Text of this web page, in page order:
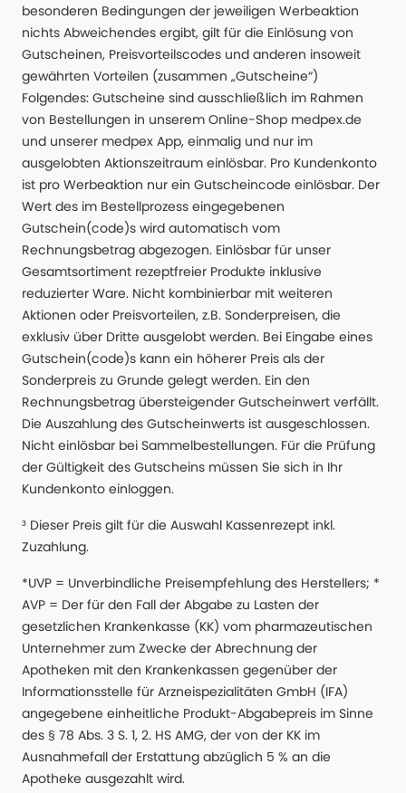
besonderen Bedingungen der jeweiligen Werbeaktion
nichts Abweichendes ergibt, gilt für die Einlösung von
Gutscheinen, Preisvorteilscodes und anderen insoweit
gewährten Vorteilen (zusammen „Gutscheine“)
Folgendes: Gutscheine sind ausschließlich im Rahmen
von Bestellungen in unserem Online-Shop medpex.de
und unserer medpex App, einmalig und nur im
ausgelobten Aktionszeitraum einlösbar. Pro Kundenkonto
ist pro Werbeaktion nur ein Gutscheincode einlösbar. Der
Wert des im Bestellprozess eingegebenen
Gutschein(code)s wird automatisch vom
Rechnungsbetrag abgezogen. Einlösbar für unser
Gesamtsortiment rezeptfreier Produkte inklusive
reduzierter Ware. Nicht kombinierbar mit weiteren
Aktionen oder Preisvorteilen, z.B. Sonderpreisen, die
exklusiv über Dritte ausgelobt werden. Bei Eingabe eines
Gutschein(code)s kann ein höherer Preis als der
Sonderpreis zu Grunde gelegt werden. Ein den
Rechnungsbetrag übersteigender Gutscheinwert verfällt.
Die Auszahlung des Gutscheinwerts ist ausgeschlossen.
Nicht einlösbar bei Sammelbestellungen. Für die Prüfung
der Gültigkeit des Gutscheins müssen Sie sich in Ihr
Kundenkonto einloggen.
³ Dieser Preis gilt für die Auswahl Kassenrezept inkl.
Zuzahlung.
*UVP = Unverbindliche Preisempfehlung des Herstellers; *
AVP = Der für den Fall der Abgabe zu Lasten der
gesetzlichen Krankenkasse (KK) vom pharmazeutischen
Unternehmer zum Zwecke der Abrechnung der
Apotheken mit den Krankenkassen gegenüber der
Informationsstelle für Arzneispezialitäten GmbH (IFA)
angegebene einheitliche Produkt-Abgabepreis im Sinne
des § 78 Abs. 3 S. 1, 2. HS AMG, der von der KK im
Ausnahmefall der Erstattung abzüglich 5 % an die
Apotheke ausgezahlt wird.